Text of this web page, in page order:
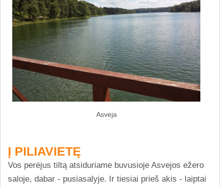
Asveja
Į PILIAVIETĘ
Vos perėjus tiltą atsiduriame buvusioje Asvejos ežero
saloje, dabar - pusiasalyje. Ir tiesiai prieš akis - laiptai